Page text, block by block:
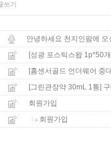
쓰기
안녕하세요 천지인팜에
[성광 포스틱스왑 1p*50
[홈센서골드 언더웨어 중
[그린관장약 30mL 1통]
회원가입
회원가입